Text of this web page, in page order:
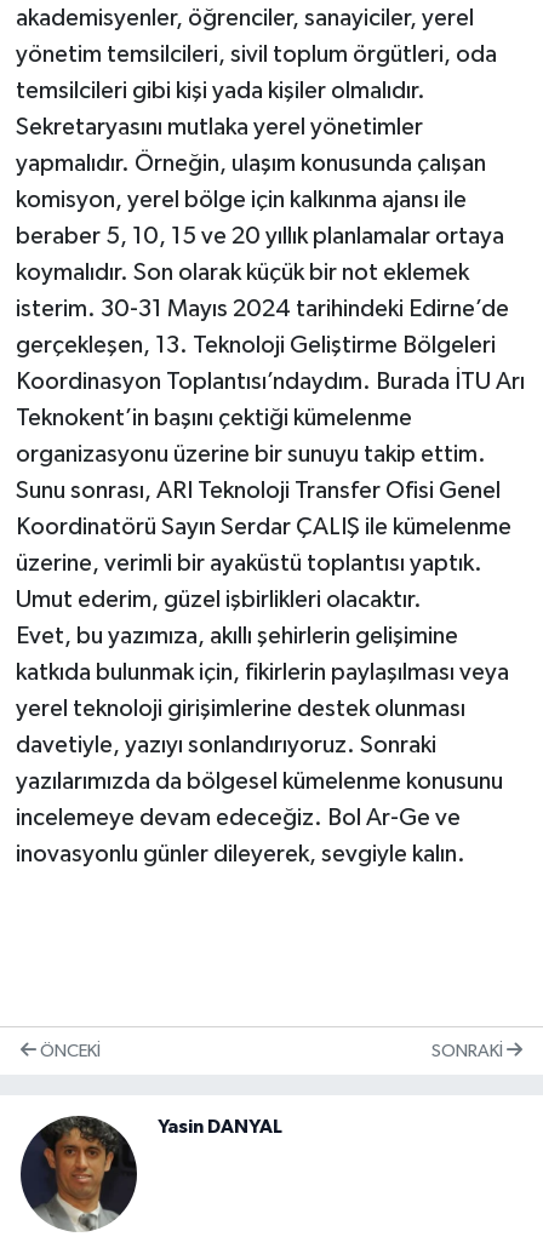
akademisyenler, öğrenciler, sanayiciler, yerel
yönetim temsilcileri, sivil toplum örgütleri, oda
temsilcileri gibi kişi yada kişiler olmalıdır.
Sekretaryasını mutlaka yerel yönetimler
yapmalıdır. Örneğin, ulaşım konusunda çalışan
komisyon, yerel bölge için kalkınma ajansı ile
beraber 5, 10, 15 ve 20 yıllık planlamalar ortaya
koymalıdır. Son olarak küçük bir not eklemek
isterim. 30-31 Mayıs 2024 tarihindeki Edirne’de
gerçekleşen, 13. Teknoloji Geliştirme Bölgeleri
Koordinasyon Toplantısı’ndaydım. Burada İTU Arı
Teknokent’in başını çektiği kümelenme
organizasyonu üzerine bir sunuyu takip ettim.
Sunu sonrası, ARI Teknoloji Transfer Ofisi Genel
Koordinatörü Sayın Serdar ÇALIŞ ile kümelenme
üzerine, verimli bir ayaküstü toplantısı yaptık.
Umut ederim, güzel işbirlikleri olacaktır.
Evet, bu yazımıza, akıllı şehirlerin gelişimine
katkıda bulunmak için, fikirlerin paylaşılması veya
yerel teknoloji girişimlerine destek olunması
davetiyle, yazıyı sonlandırıyoruz. Sonraki
yazılarımızda da bölgesel kümelenme konusunu
incelemeye devam edeceğiz. Bol Ar-Ge ve
inovasyonlu günler dileyerek, sevgiyle kalın.
ÖNCEKI SONRAKI
Yasin DANYAL